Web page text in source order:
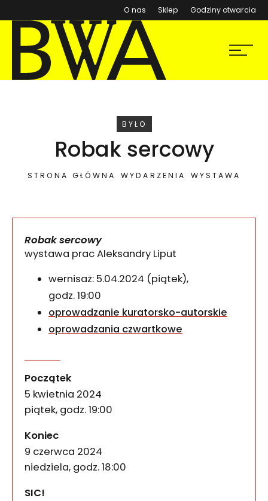
O nas Sklep (otwiera się w nowym
Godziny otwarcia
BWA Wrocław
Galerie Sztuki Współczesnej
Menu
WYDARZENIE
BYŁO
Robak sercowy
STRONA GŁÓWNA WYDARZENIA WYSTAWA
Robak sercowy
wystawa prac Aleksandry Liput
wernisaż: 5.04.2024 (piątek),
godz. 19:00
oprowadzanie kuratorsko-autorskie
oprowadzania czwartkowe
Początek
5 kwietnia 2024
piątek, godz. 19:00
Koniec
9 czerwca 2024
niedziela, godz. 18:00
SIC!